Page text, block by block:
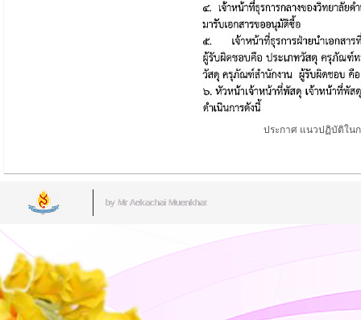
ประกาศ แนวปฏิบัติใน
by Mr.Aekachai Muenkhat